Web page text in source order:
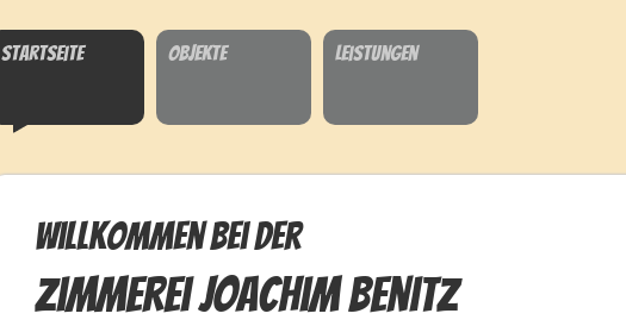
Startseite Objekte Leistungen
Willkommen bei der
Zimmerei Joachim Benitz